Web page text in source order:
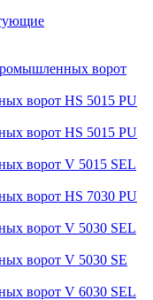
ворот
ворот HS 5015 PU
ворот HS 5015 PU
ворот V 5015 SEL
ворот HS 7030 PU
ворот V 5030 SEL
ворот V 5030 SE
ворот V 6030 SEL